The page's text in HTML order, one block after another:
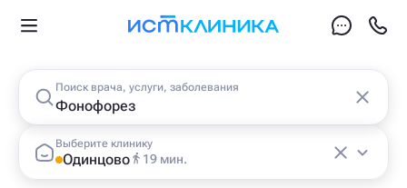
Поиск врача, услуги, заболевания
Выберите клинику
Одинцово 19 мин.